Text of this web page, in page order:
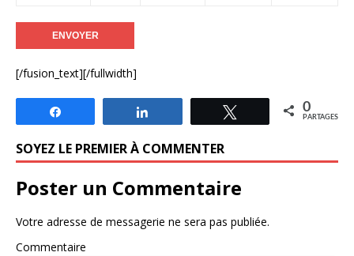
[/fusion_text][/fullwidth]
Tweetez 0
PARTAGES
SOYEZ LE PREMIER À COMMENTER
Poster un Commentaire
Votre adresse de messagerie ne sera pas publiée.
Commentaire